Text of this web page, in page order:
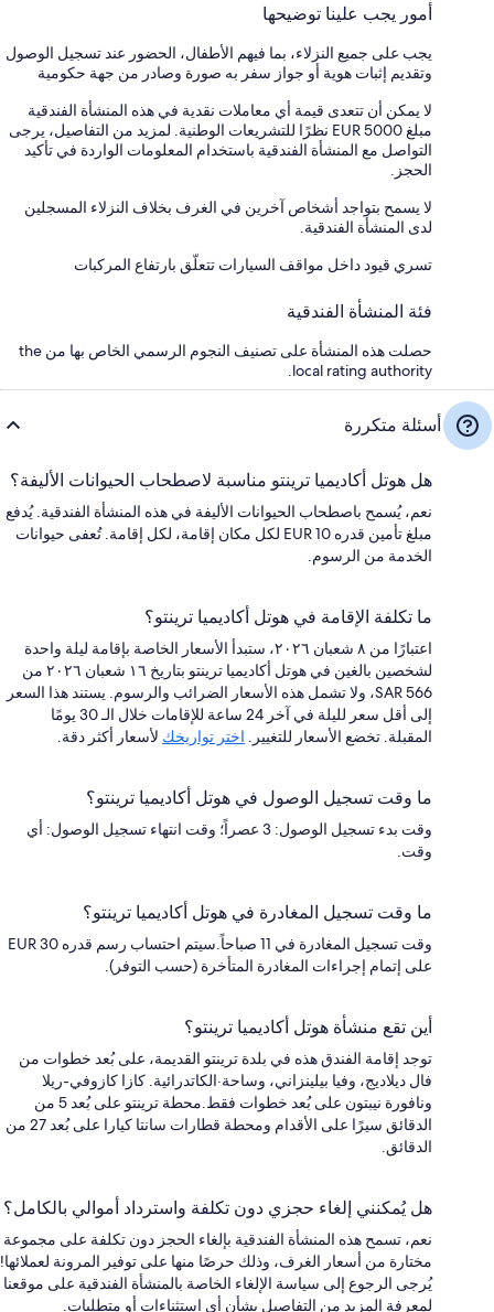
أمور يجب علينا توضيحها
يجب على جميع النزلاء، بما فيهم الأطفال، الحضور عند تسجيل الوصول
وتقديم إثبات هوية أو جواز سفر به صورة وصادر من جهة حكومية
لا يمكن أن تتعدى قيمة أي معاملات نقدية في هذه المنشأة الفندقية
مبلغ EUR 5000 نظرًا للتشريعات الوطنية. لمزيد من التفاصيل، يرجى
التواصل مع المنشأة الفندقية باستخدام المعلومات الواردة في تأكيد
الحجز.
لا يسمح بتواجد أشخاص آخرين في الغرف بخلاف النزلاء المسجلين
لدى المنشأة الفندقية.
تسري قيود داخل مواقف السيارات تتعلّق بارتفاع المركبات
فئة المنشأة الفندقية
حصلت هذه المنشأة على تصنيف النجوم الرسمي الخاص بها من the
local rating authority.
أسئلة متكررة
هل هوتل أكاديميا ترينتو مناسبة لاصطحاب الحيوانات الأليفة؟
نعم، يُسمح باصطحاب الحيوانات الأليفة في هذه المنشأة الفندقية. يُدفع
مبلغ تأمين قدره EUR 10 لكل مكان إقامة، لكل إقامة. تُعفى حيوانات
الخدمة من الرسوم.
ما تكلفة الإقامة في هوتل أكاديميا ترينتو؟
اعتبارًا من ٨ شعبان ٢٠٢٦، ستبدأ الأسعار الخاصة بإقامة ليلة واحدة
لشخصين بالغين في هوتل أكاديميا ترينتو بتاريخ ١٦ شعبان ٢٠٢٦ من
SAR 566، ولا تشمل هذه الأسعار الضرائب والرسوم. يستند هذا السعر
إلى أقل سعر لليلة في آخر 24 ساعة للإقامات خلال الـ 30 يومًا
المقبلة. تخضع الأسعار للتغيير. اختر تواريخك لأسعار أكثر دقة.
ما وقت تسجيل الوصول في هوتل أكاديميا ترينتو؟
وقت بدء تسجيل الوصول: 3 عصراً؛ وقت انتهاء تسجيل الوصول: أي
وقت.
ما وقت تسجيل المغادرة في هوتل أكاديميا ترينتو؟
وقت تسجيل المغادرة في 11 صباحاً.سيتم احتساب رسم قدره EUR 30
على إتمام إجراءات المغادرة المتأخرة (حسب التوفر).
أين تقع منشأة هوتل أكاديميا ترينتو؟
توجد إقامة الفندق هذه في بلدة ترينتو القديمة، على بُعد خطوات من
فال ديلاديج، وفيا بيلينزاني، وساحة·الكاتدرائية. كازا كازوفي-ريلا
ونافورة نيبتون على بُعد خطوات فقط.محطة ترينتو على بُعد 5 من
الدقائق سيرًا على الأقدام ومحطة قطارات سانتا كيارا على بُعد 27 من
الدقائق.
هل يُمكنني إلغاء حجزي دون تكلفة واسترداد أموالي بالكامل؟
نعم، تسمح هذه المنشأة الفندقية بإلغاء الحجز دون تكلفة على مجموعة
مختارة من أسعار الغرف، وذلك حرصًا منها على توفير المرونة لعملائها!
يُرجى الرجوع إلى سياسة الإلغاء الخاصة بالمنشأة الفندقية على موقعنا
لمعرفة المزيد من التفاصيل بشأن أي استثناءات أو متطلبات.